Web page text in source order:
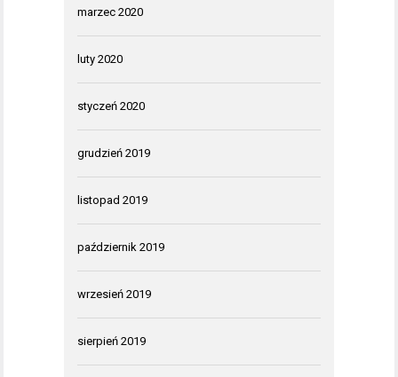
marzec 2020
luty 2020
styczeń 2020
grudzień 2019
listopad 2019
październik 2019
wrzesień 2019
sierpień 2019